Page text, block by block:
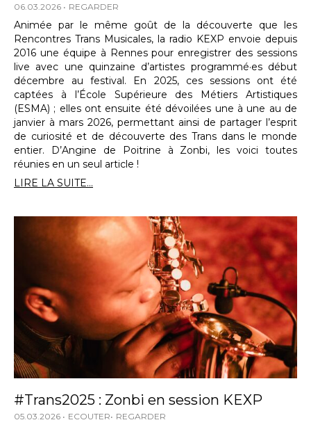
06.03.2026 REGARDER
Animée par le même goût de la découverte que les
Rencontres Trans Musicales, la radio KEXP envoie depuis
2016 une équipe à Rennes pour enregistrer des sessions
live avec une quinzaine d’artistes programmé·es début
décembre au festival. En 2025, ces sessions ont été
captées à l’École Supérieure des Métiers Artistiques
(ESMA) ; elles ont ensuite été dévoilées une à une au de
janvier à mars 2026, permettant ainsi de partager l’esprit
de curiosité et de découverte des Trans dans le monde
entier. D’Angine de Poitrine à Zonbi, les voici toutes
réunies en un seul article !
LIRE LA SUITE...
#Trans2025 : Zonbi en session KEXP
05.03.2026 ECOUTER REGARDER